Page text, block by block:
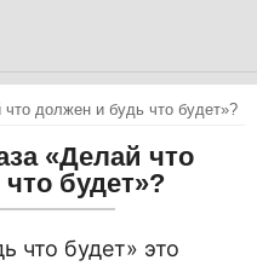
должен и будь что будет»?
«Делай что
будет»?
что будет» это